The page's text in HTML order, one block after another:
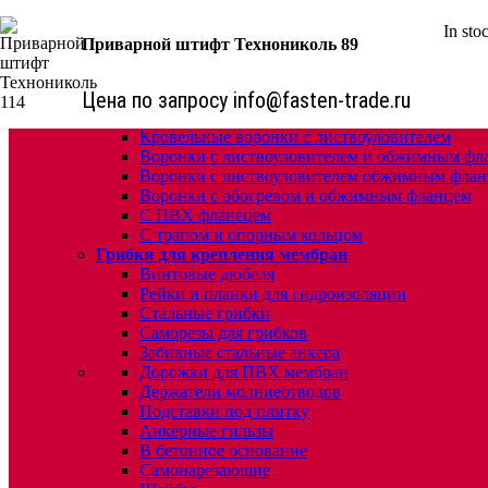
КРЕПЕЖ:
Для кровли
Комплектующие для кровельных воронок
Ремонтные кровельные воронки
Кровельные воронки с листвоуловителем
Воронки с листвоуловителем и обжимным
Воронки с листвоуловителем обжимным
Воронки с обогревом и обжимным фланцем
С ПВХ фланецем
С трапом и опорным кольцом
Грибки для крепления мембран
Винтовые дюбеля
Рейки и планки для гидроизоляции
Стальные грибки
Саморезы для грибков
Забивные стальные анкера
Дорожки для ПВХ мембран
Держатели молниеотводов
Подставки под плитку
Анкерные гильзы
В бетонное основание
Самонарезающие
Приварной штифт Технониколь 89
Цена по запросу info@fasten-trade.ru
In